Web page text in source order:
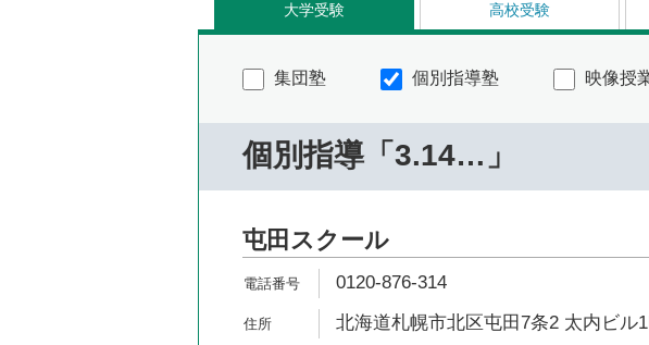
大学受験 高校受験
集団塾 個別指導塾 映像授
個別指導「3.14…」
屯田スクール
0120-876-314
北海道札幌市北区屯田7条2 太内ビル